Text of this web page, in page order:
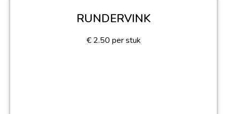
RUNDERVINK
€ 2.50 per stuk